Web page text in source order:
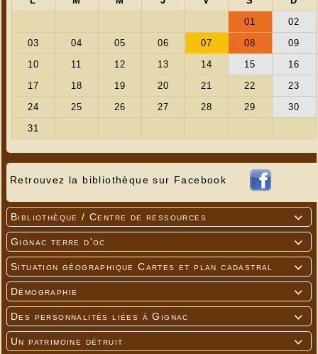
Retrouvez la bibliothèque sur Facebook

Bibliothèque / Centre de ressources

Gignac terre d'oc

Situation géographique Cartes et plan cadastral

Démographie

Des personnalités liées à Gignac

Un patrimoine détruit